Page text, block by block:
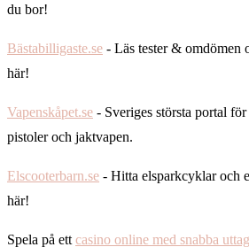
du bor!
Bästabilligaste.se - Läs tester & omdömen
här!
Vapenskåpet.se - Sveriges största portal
pistoler och jaktvapen.
Elscooterbarn.se - Hitta elsparkcyklar och
här!
Spela på ett casino online med snabba uttag